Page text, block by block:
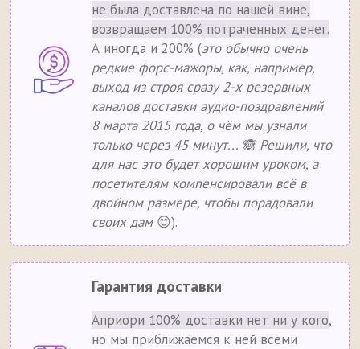
не была доставлена по нашей вине,
возвращаем 100% потраченных денег.
А иногда и 200% (это обычно очень
редкие форс-мажоры, как, например,
выход из строя сразу 2-х резервных
каналов доставки аудио-поздравлений
8 марта 2015 года, о чём мы узнали
только через 45 минут... 🙈 Решили, что
для нас это будет хорошим уроком, а
посетителям компенсировали всё в
двойном размере, чтобы порадовали
своих дам😊).
Гарантия доставки
Априори 100% доставки нет ни у кого,
но мы приближаемся к ней всеми